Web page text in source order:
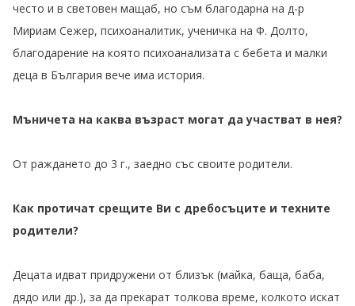
често и в световен мащаб, но съм благодарна на д-р
Мириам Сежер, психоаналитик, ученичка на Ф. Долто,
благодарение на която психоанализата с бебета и малки
деца в България вече има история.
Мъничета на каква възраст могат да участват в нея?
От раждането до 3 г., заедно със своите родители.
Как протичат срещите Ви с дребосъците и техните
родители?
Децата идват придружени от близък (майка, баща, баба,
дядо или др.), за да прекарат толкова време, колкото искат